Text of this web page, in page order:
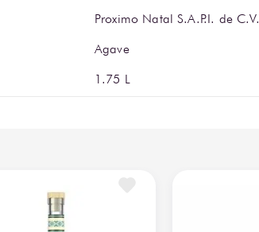
Proximo Natal S.A.P.I. de C.V.
Agave
1.75 L